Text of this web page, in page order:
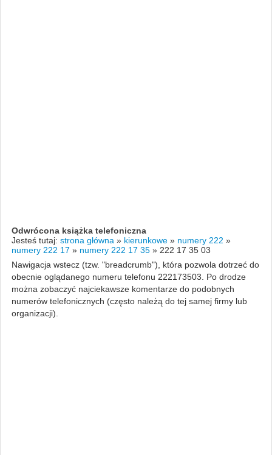
Odwrócona książka telefoniczna
Jesteś tutaj: strona główna » kierunkowe » numery 222 »
numery 222 17 » numery 222 17 35 » 222 17 35 03
Nawigacja wstecz (tzw. "breadcrumb"), która pozwola dotrzeć do
obecnie oglądanego numeru telefonu 222173503. Po drodze
można zobaczyć najciekawsze komentarze do podobnych
numerów telefonicznych (często należą do tej samej firmy lub
organizacji).